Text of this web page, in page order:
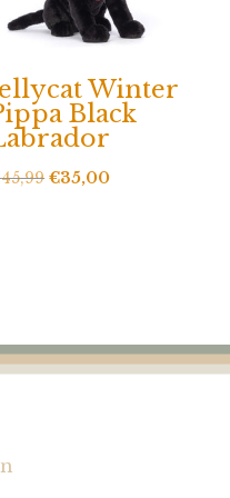
Winter
Black
45,99 Oorspronkelijke
€35,00Huidige